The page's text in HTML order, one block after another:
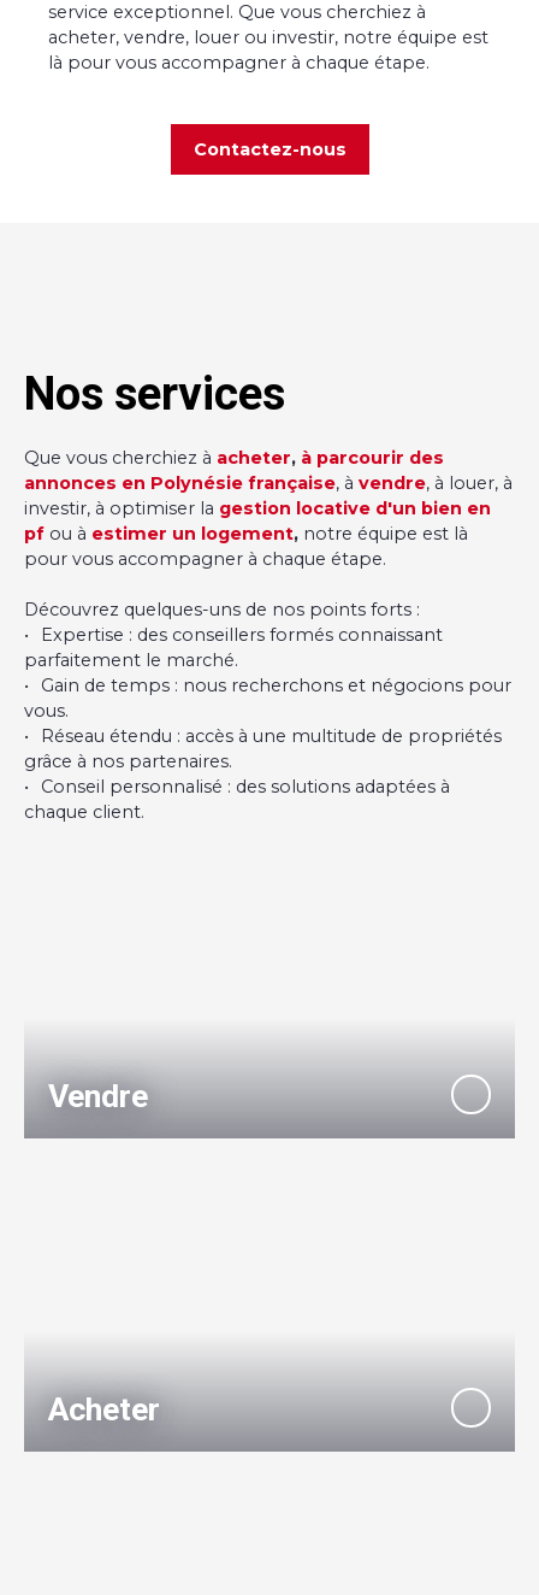
service exceptionnel. Que vous cherchiez à
acheter, vendre, louer ou investir, notre équipe est
là pour vous accompagner à chaque étape.
Contactez-nous
Nos services
Que vous cherchiez à acheter, à parcourir des
annonces en Polynésie française, à vendre, à louer, à
investir, à optimiser la gestion locative d'un bien en
pf ou à estimer un logement, notre équipe est là
pour vous accompagner à chaque étape.
Découvrez quelques-uns de nos points forts :
Expertise : des conseillers formés connaissant
parfaitement le marché.
Gain de temps : nous recherchons et négocions pour
vous.
Réseau étendu : accès à une multitude de propriétés
grâce à nos partenaires.
Conseil personnalisé : des solutions adaptées à
chaque client.
Vendre
Acheter